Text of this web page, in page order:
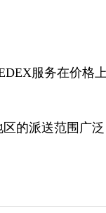
服务在价格
的派送范围广